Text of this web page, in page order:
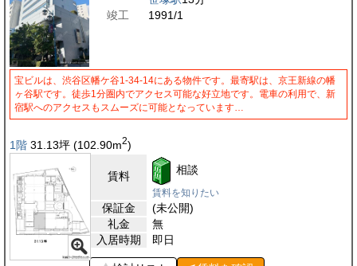
竣工
1991/1
宝ビルは、渋谷区幡ケ谷1-34-14にある物件です。最寄駅は、京王新線の幡
ヶ谷駅です。徒歩1分圏内でアクセス可能な好立地です。電車の利用で、新
宿駅へのアクセスもスムーズに可能となっています…
1階 31.13坪 (102.90m2)
賃料 相談
賃料を知りたい
保証金
(未公開)
礼金
無
入居時期
即日